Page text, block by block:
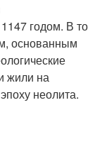
годом. В то
основанным
жили на
неолита.